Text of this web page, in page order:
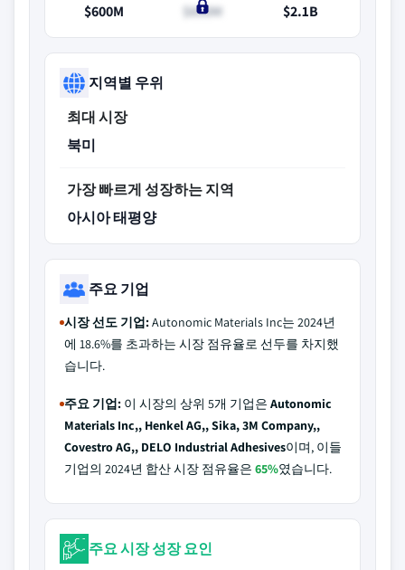
$600M
$690M
$2.1B
지역별 우위
최대 시장
북미
가장 빠르게 성장하는 지역
아시아 태평양
주요 기업
시장 선도 기업:Autonomic Materials Inc는 2024년
에 18.6%를 초과하는 시장 점유율로 선두를 차지했
습니다.
주요 기업: 이 시장의 상위 5개 기업은 Autonomic
Materials Inc,, Henkel AG,, Sika, 3M Company,,
Covestro AG,, DELO Industrial Adhesives이며, 이들
기업의 2024년 합산 시장 점유율은 65%였습니다.
주요 시장 성장 요인